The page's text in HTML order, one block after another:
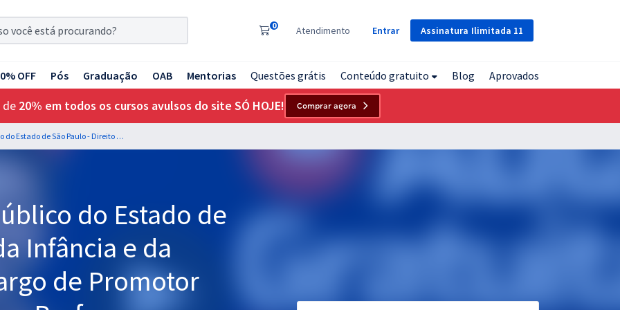
Assinatura Ilimitada 11
0 Atendimento Entrar
OFF Pós Graduação OAB Mentorias Questões grátis Conteúdo gratuito Blog Aprovados
de 20% em todos os cursos avulsos do site SÓ HOJE! Comprar agora
MP SP - Ministério Público do Estado de São Paulo - Direito da Infância e da Juventude para o Cargo de Promotor de Justiça Substituto - Professora Karina Soares Rocha
do Estado de
Infância e da
de Promotor